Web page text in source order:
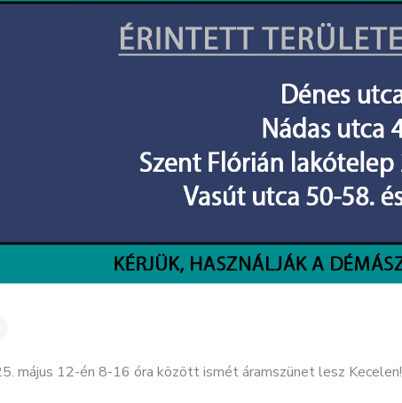
május 12-én 8-16 óra között ismét áramszünet lesz Kecelen!